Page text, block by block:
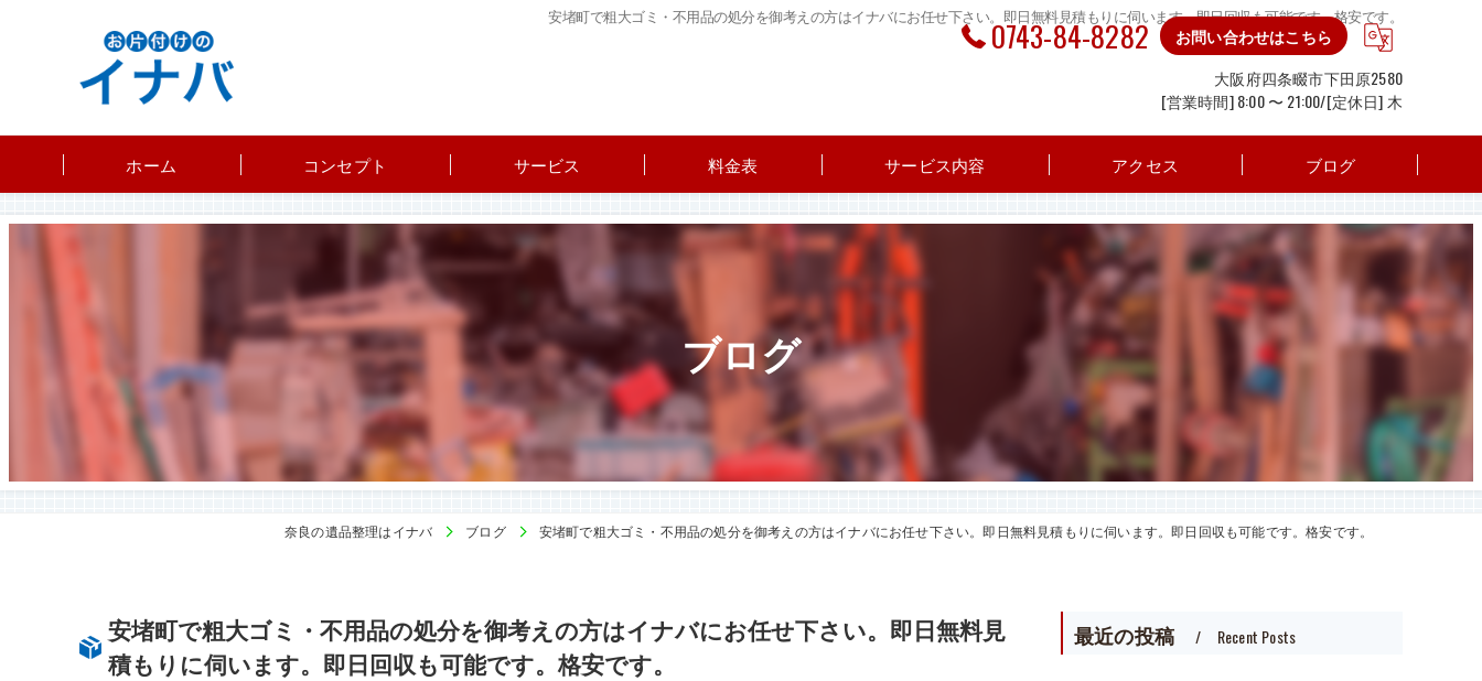
安堵町で粗大ゴミ・不用品の処分を御考えの方はイナバにお任せ下さい。即日無料見積もりに伺います。即日回収も可能です。格安です。
0743-84-8282
お問い合わせはこちら
大阪府四条畷市下田原2580
[営業時間] 8:00 〜 21:00/[定休日] 木
ホーム コンセプト サービス 料金表 サービス内容 アクセス ブログ
ブログ
奈良の遺品整理はイナバ ブログ 安堵町で粗大ゴミ・不用品の処分を御考えの方はイナバにお任せ下さい。即日無料見積もりに伺います。即日回収も可能です。格安です。
安堵町で粗大ゴミ・不用品の処分を御考えの方はイナバにお任せ下さい。即日無料見
積もりに伺います。即日回収も可能です。格安です。
最近の投稿 Recent Posts